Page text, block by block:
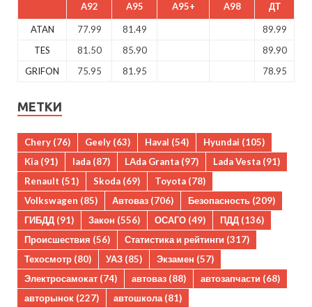
A92 A95 A95+ A98 ДТ
ATAN 77.99 81.49
89.99
TES
81.50 85.90
89.90
GRIFON
75.95 81.95 78.95
МЕТКИ
Chery (76) Geely (63) Haval (54) Hyundai (105)
Kia (91) lada (87) LAda Granta (97) Lada Vesta (91)
Renault (51) Skoda (69) Toyota (78)
Volkswagen (85) Автоваз (706) Безопасность (209)
ГИБДД (91) Закон (556) ОСАГО (49) ПДД (136)
Происшествия (56) Статистика и рейтинги (317)
Техосмотр (80) УАЗ (85) Экзамен (57)
Электросамокат (74) автоваз (88) автозапчасти (68)
авторынок (227) автошкола(81)